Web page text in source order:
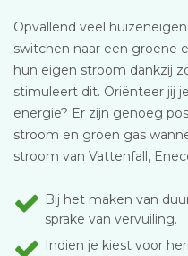
Opvallend veel
switchen naar een groene
hun eigen stroom dankzij
stimuleert dit. Oriënteer jij
energie? Er zijn genoeg
stroom en groen gas
stroom van Vattenfall,
Bij het maken van
sprake van vervuiling.
Indien je kiest voor